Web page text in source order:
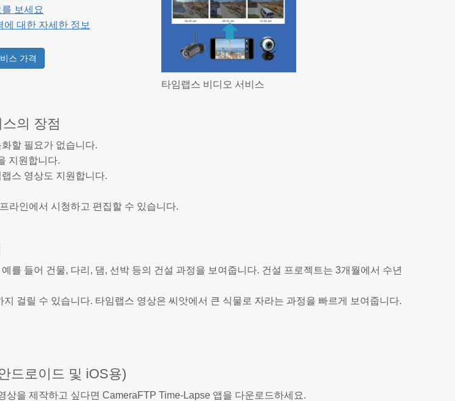
보세요
대한 자세한 정보
스 가격
타임랩스 비디오 서비스
의 장점
할 필요가 없습니다.
지원합니다.
스 영상도 지원합니다.
라인에서 시청하고 편집할 수 있습니다.
를 들어 건물, 다리, 댐, 선박 등의 건설 과정을 보여줍니다. 건설 프로젝트는 3개월에서 수년
걸릴 수 있습니다. 타임랩스 영상은 씨앗에서 큰 식물로 자라는 과정을 빠르게 보여줍니다.
드로이드 및 iOS용)
상을 제작하고 싶다면 CameraFTP Time-Lapse 앱을 다운로드하세요.